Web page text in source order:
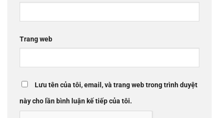
Trang web
Lưu tên của tôi, email, và trang web trong trình duyệt
này cho lần bình luận kế tiếp của tôi.